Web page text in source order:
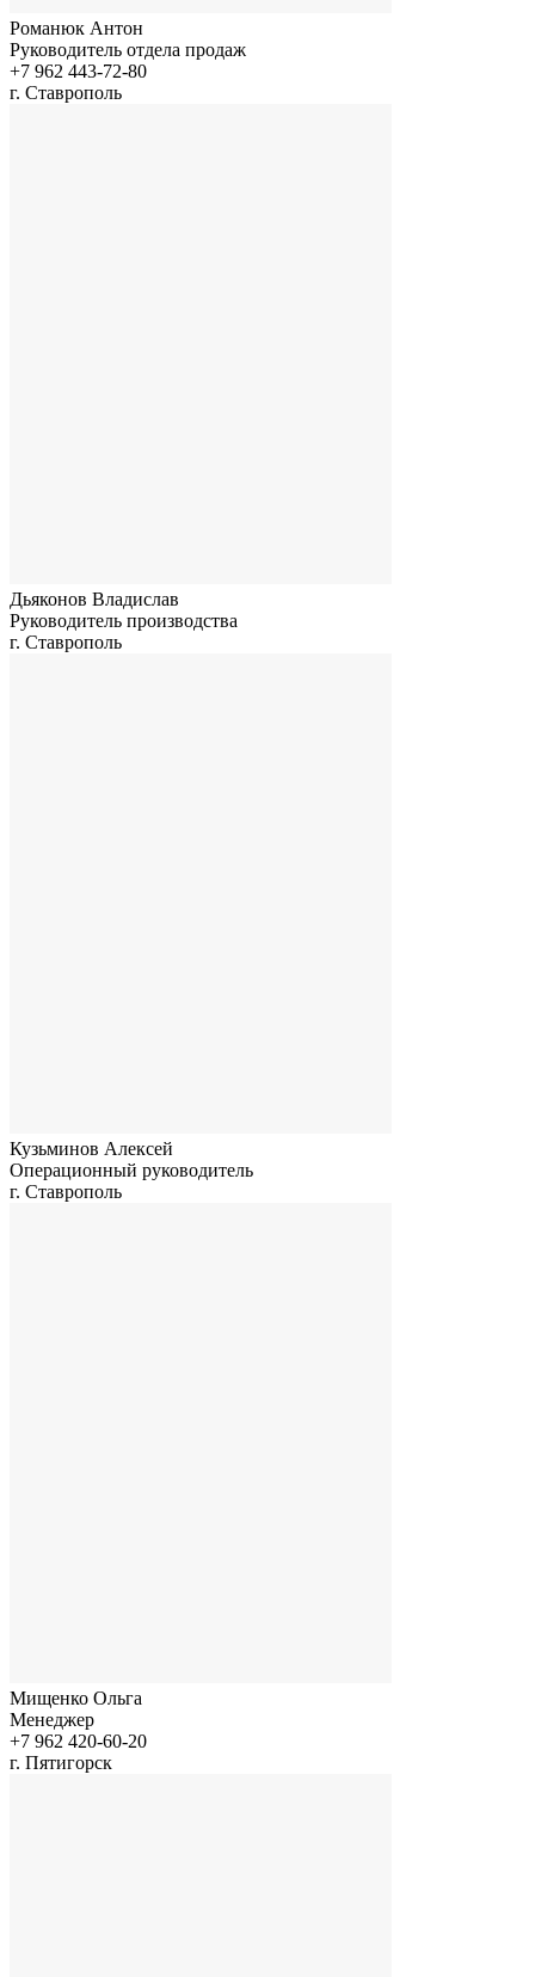
Романюк Антон
Руководитель отдела продаж
+7 962 443-72-80
г. Ставрополь
Дьяконов Владислав
Руководитель производства
г. Ставрополь
Кузьминов Алексей
Операционный руководитель
г. Ставрополь
Мищенко Ольга
Менеджер
+7 962 420-60-20
г. Пятигорск